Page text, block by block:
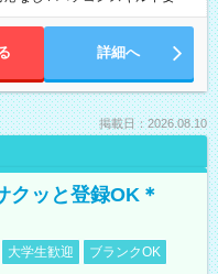
詳細へ
掲載日：2026.08.10
クッと登録OK＊
大学生歓迎
ブランクOK